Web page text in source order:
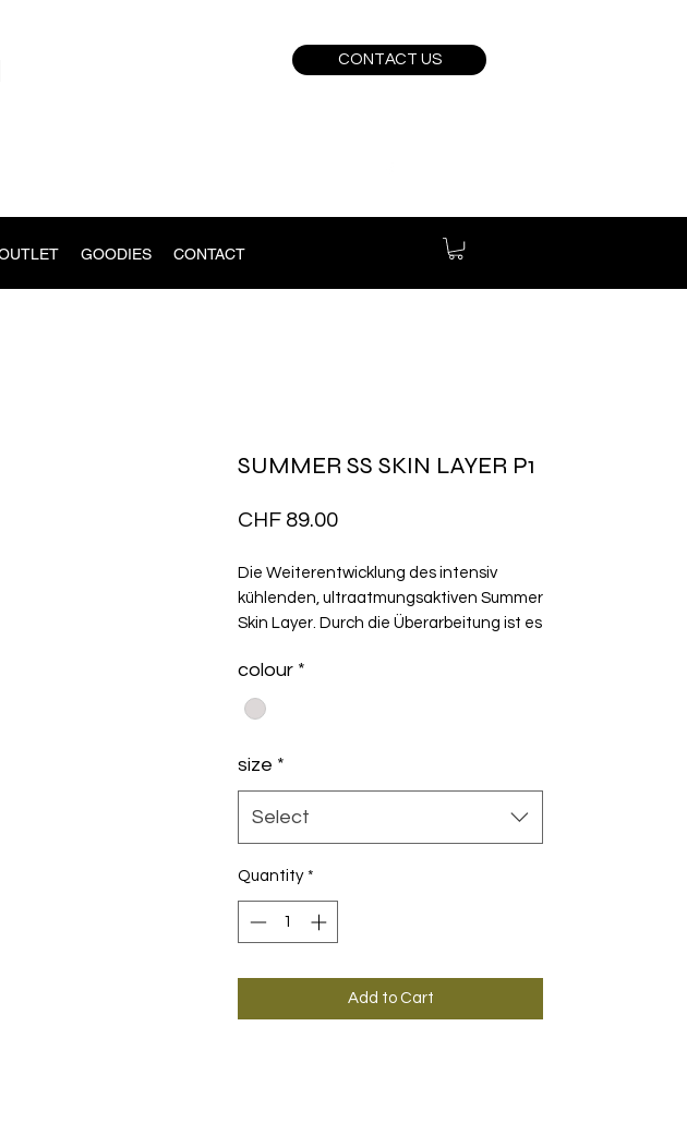
CONTACT US
GOODIES CONTACT
SUMMER SS SKIN LAYER P1
CHF 89.00Price
Die Weiterentwicklung des intensiv
kühlenden, ultraatmungsaktiven Summer
Skin Layer. Durch die Überarbeitung ist es
leichter. Das ärmellose Design trägt beim
Layering unter rennoptimierten Second-
skin-Trikotärmeln nicht auf.
colour *
size *
Select
Quantity *
Add to Cart